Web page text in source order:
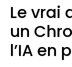
Le vrai
un
l’IA en